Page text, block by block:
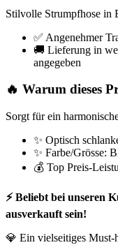
Stilvolle Strumpfhose in
✅ Angenehmer
🚚 Lieferung in
angegeben
🔥 Warum dieses
Sorgt für ein
✨ Optisch
✨ Farbe/Grösse:
💰 Top Preis-
⚡ Beliebt bei unseren
ausverkauft sein!
💎 Ein vielseitiges Must-